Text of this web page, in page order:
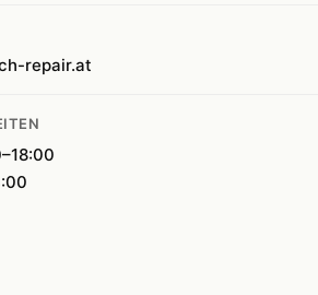
repair.at